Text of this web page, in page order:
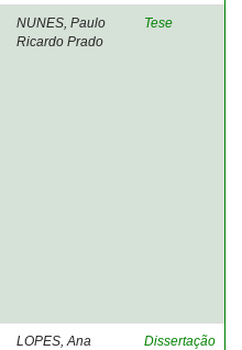
NUNES, Paulo
Ricardo Prado
Tese
LOPES, Ana
Dissertação